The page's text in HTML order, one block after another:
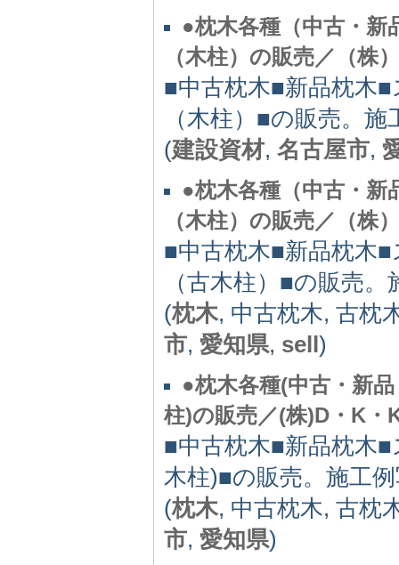
●枕木各種（中古・新
（木柱）の販売／（株
■中古枕木■新品枕木
（木柱）■の販売。
(建設資材, 名古屋市,
●枕木各種（中古・新
（木柱）の販売／（株
■中古枕木■新品枕木
（古木柱）■の販売
(枕木, 中古枕木, 古枕
市, 愛知県, sell)
●枕木各種(中古・新
柱)の販売／(株)D・K・
■中古枕木■新品枕木
木柱)■の販売。施工
(枕木, 中古枕木, 古枕
市, 愛知県)